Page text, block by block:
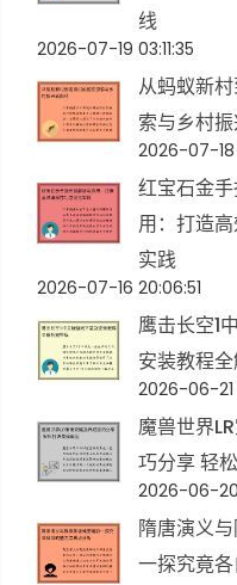
线
2026-07-19 03:11:35
从蚂蚁新
索与乡村
2026-07-18
红宝石金
用：打造
实践
2026-07-16 20:06:51
鹰击长空1
安装教程
2026-06-21
魔兽世界
巧分享 轻
2026-06-
隋唐演义
一探究竟